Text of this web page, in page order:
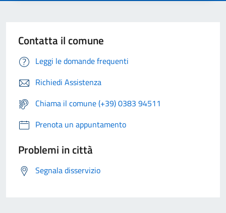
Contatta il comune
Leggi le domande frequenti
Richiedi Assistenza
Chiama il comune (+39) 0383 94511
Prenota un appuntamento
Problemi in città
Segnala disservizio